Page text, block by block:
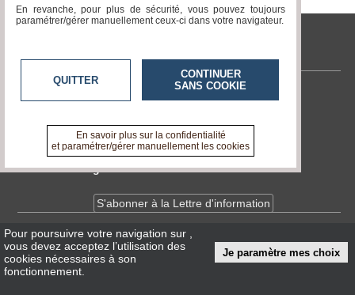
tvlocale.fr
Contactez-nous
A propos de tvlocale.fr
Devenir délégué
S'abonner à la Lettre d'information
InfosCNIL/RGPD
Conditions Générales d'Utilisation
Pour poursuivre votre navigation sur
vous devez acceptez l’utilisation des
cookies nécessaires à son
fonctionnement.
Je paramètre mes choix
En revanche, pour plus de sécurité, vous pouvez toujours
paramétrer/gérer manuellement ceux-ci dans votre navigateur.
QUITTER
CONTINUER
SANS COOKIE
En savoir plus sur la confidentialité
et paramétrer/gérer manuellement les cookies